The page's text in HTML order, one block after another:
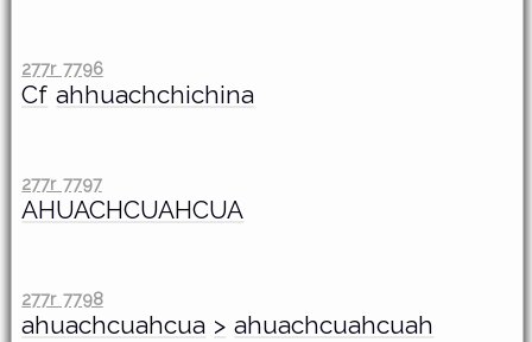
277r 7796
Cf ahhuachchichina
277r 7797
AHUACHCUAHCUA
277r 7798
ahuachcuahcua > ahuachcuahcuah